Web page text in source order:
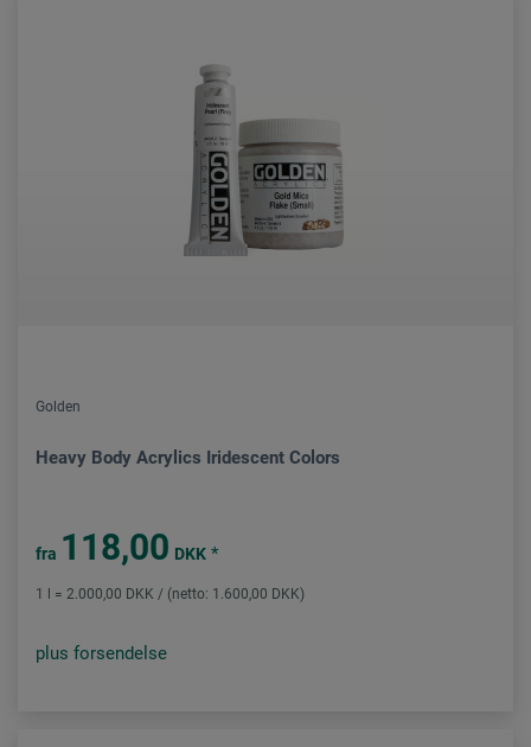
Golden
Heavy Body Acrylics Iridescent Colors
fra 118,00 DKK *
1 l = 2.000,00 DKK / (netto: 1.600,00 DKK)
plus forsendelse